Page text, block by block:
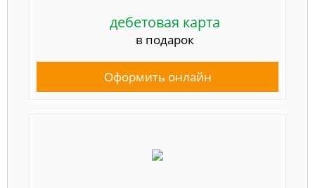
дебетовая карта
в подарок
Оформить онлайн